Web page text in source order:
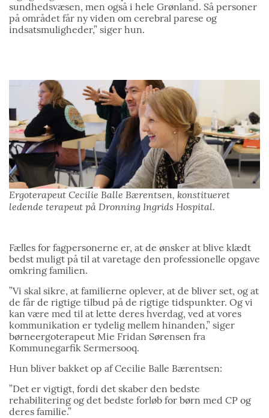
sundhedsvæsen, men også i hele Grønland. Så personer
på området får ny viden om cerebral parese og
indsatsmuligheder,” siger hun.
Ergoterapeut Cecilie Balle Bærentsen, konstitueret
ledende terapeut på Dronning Ingrids Hospital.
Fælles for fagpersonerne er, at de ønsker at blive klædt
bedst muligt på til at varetage den professionelle opgave
omkring familien.
”Vi skal sikre, at familierne oplever, at de bliver set, og at
de får de rigtige tilbud på de rigtige tidspunkter. Og vi
kan være med til at lette deres hverdag, ved at vores
kommunikation er tydelig mellem hinanden,” siger
børneergoterapeut Mie Fridan Sørensen fra
Kommunegarfik Sermersooq.
Hun bliver bakket op af Cecilie Balle Bærentsen:
”Det er vigtigt, fordi det skaber den bedste
rehabilitering og det bedste forløb for børn med CP og
deres familie.”